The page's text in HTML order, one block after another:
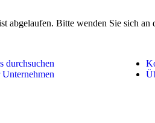
Bitte wenden Sie sich
durchsuchen
Unternehmen